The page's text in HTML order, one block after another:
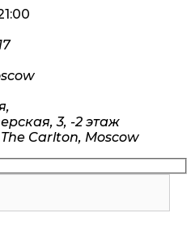
3, -2 этаж
Carlton, Moscow